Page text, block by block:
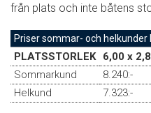
från plats och inte båtens
Priser sommar- och helkunder
PLATSSTORLEK 6,00 x
Sommarkund
8.240:-
Helkund
7.323:-